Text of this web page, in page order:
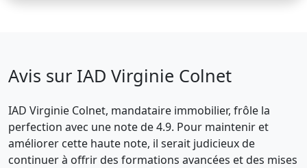
Avis sur IAD Virginie Colnet
IAD Virginie Colnet, mandataire immobilier, frôle la
perfection avec une note de 4.9. Pour maintenir et
améliorer cette haute note, il serait judicieux de
continuer à offrir des formations avancées et des mises